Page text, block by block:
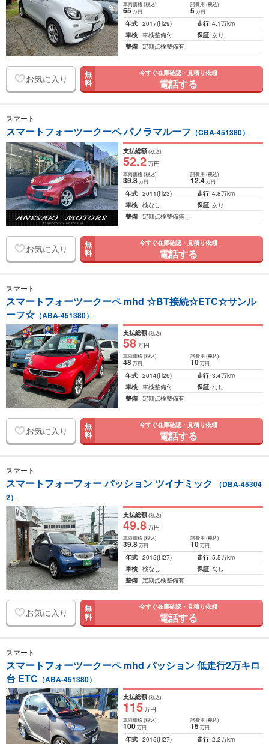
車両価格(税込)
65万円
諸費用 (税込)
5 万円
年式 2017(H29) 走行 4.1万km
車検 車検整備付 保証 あり
整備 定期点検整備有
お気に入り 無
料
今すぐ在庫確認・見積り依頼
電話する
スマート
スマートフォーツークーペ パノラマルーフ （CBA-451380）
支払総額(税込)
52.2万円
車両価格(税込)
39.8万円
諸費用 (税込)
12.4 万円
年式 2011(H23) 走行 4.8万km
車検 検なし 保証 あり
整備 定期点検整備無し
お気に入り 無
料
今すぐ在庫確認・見積り依頼
電話する
スマート
スマートフォーツークーペ mhd ☆BT接続☆ETC☆サンル
ーフ☆ （ABA-451380）
支払総額(税込)
58万円
車両価格(税込)
48万円
諸費用 (税込)
10 万円
年式 2014(H26) 走行 3.4万km
車検 車検整備付 保証 なし
整備 定期点検整備有
お気に入り 無
料
今すぐ在庫確認・見積り依頼
電話する
スマート
スマートフォーフォー パッション ツイナミック
（DBA-45304
2）
支払総額(税込)
49.8万円
車両価格(税込)
39.8万円
諸費用 (税込)
10 万円
年式 2015(H27) 走行 5.5万km
車検 検なし 保証 なし
整備 定期点検整備有
お気に入り 無
料
今すぐ在庫確認・見積り依頼
電話する
スマート
スマートフォーツークーペ mhd パッション 低走行2万キロ
台 ETC （ABA-451380）
支払総額(税込)
115万円
車両価格(税込)
100万円
諸費用 (税込)
15 万円
年式 2015(H27) 走行 2.2万km